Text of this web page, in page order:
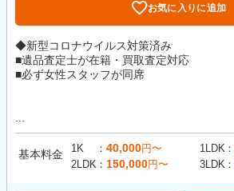
お気に入りに追加
◆新型コロナウイルス対策済み
■遺品査定士が在籍・買取査定対応
■必ず女性スタッフが同席
基本料金 1K 40,000円〜 1LDK
2LDK
150,000円〜 3LDK